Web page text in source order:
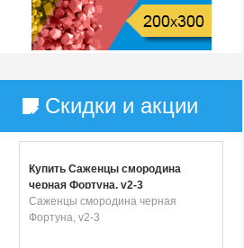
Скидки и акции
Купить Саженцы смородина
черная Фортуна, v2-3
Саженцы смородина черная
Фортуна, v2-3